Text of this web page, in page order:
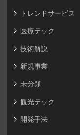
トレンドサービス
医療テック
技術解説
新規事業
未分類
観光テック
開発手法